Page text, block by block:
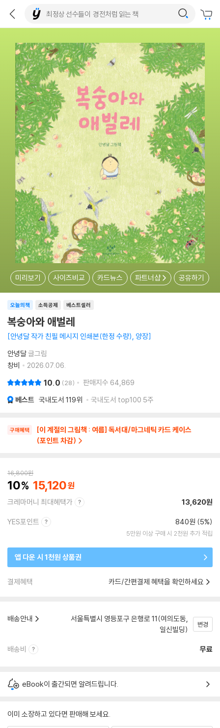
미리보기 사이즈비교 카드뉴스 파트너샵 공유하기
소득공제 베스트셀러
오늘의책
복숭아와 애벌레
안녕달 작가 친필 메시지 인쇄본(한정 수량), 양장
안녕달글그림
창비
2026.07.06.
10.0 28 판매지수 64,869
베스트 국내도서 119위 국내도서 top100 5주
구매혜택
[이 계절의 그림책 : 여름] 독서대/마그네틱 카드 케이스
(포인트 차감)
16,800원
10 15,120
크레마머니 최대혜택가 13,620원
YES포인트 840원 (5%)
5만원 이상 구매 시 2천원 추가 적립
앱 다운 시 1천원 상품권
결제혜택 카드/간편결제 혜택을 확인하세요
배송안내
서울특별시 영등포구 은행로 11(여의도동,
일신빌딩)
변경
배송비 무료
eBook이 출간되면 알려드립니다.
이미 소장하고 있다면 판매해 보세요.